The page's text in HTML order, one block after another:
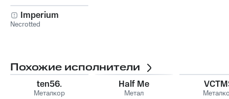
Imperium
Necrotted
Похожие исполнители
ten56.
Металкор
Half Me
Метал